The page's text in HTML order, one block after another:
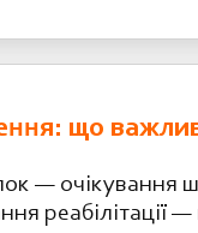
що
— очікування
реабілітації